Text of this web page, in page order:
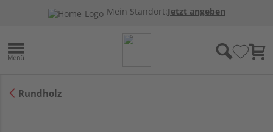
Mein Standort:Jetzt angeben
Rundholz